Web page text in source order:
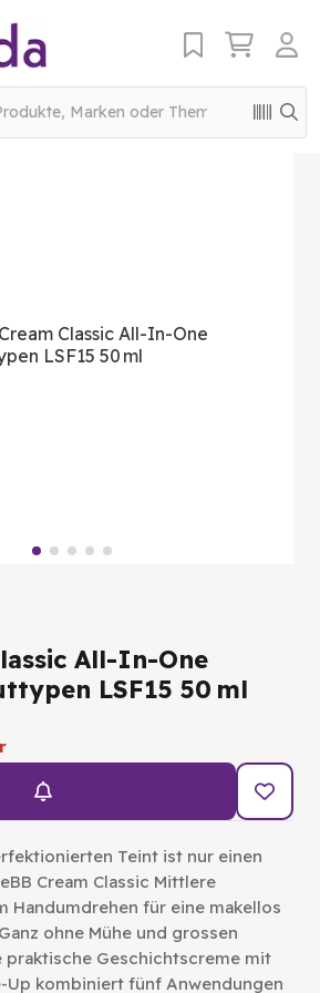
All-In-One
LSF15 50 ml
Teint ist nur einen
Cream Classic Mittlere
Handumdrehen für eine makellos
ohne Mühe und grossen
praktische Geschichtscreme mit
Up kombiniert fünf Anwendungen